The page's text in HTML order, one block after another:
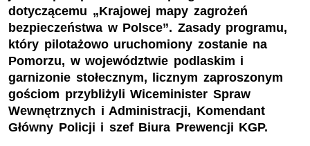
dotyczącemu „Krajowej mapy zagrożeń
bezpieczeństwa w Polsce”. Zasady programu,
który pilotażowo uruchomiony zostanie na
Pomorzu, w województwie podlaskim i
garnizonie stołecznym, licznym zaproszonym
gościom przybliżyli Wiceminister Spraw
Wewnętrznych i Administracji, Komendant
Główny Policji i szef Biura Prewencji KGP.